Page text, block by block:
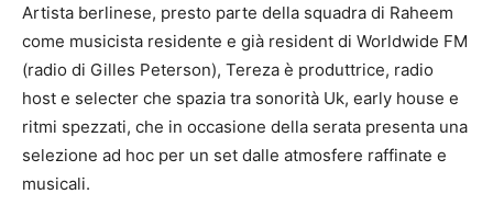
Artista berlinese, presto parte della squadra di Raheem
come musicista residente e già resident di Worldwide FM
(radio di Gilles Peterson), Tereza è produttrice, radio
host e selecter che spazia tra sonorità Uk, early house e
ritmi spezzati, che in occasione della serata presenta una
selezione ad hoc per un set dalle atmosfere raffinate e
musicali.